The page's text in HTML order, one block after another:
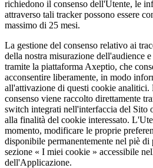
richiedono il consenso dell'Utente, le
attraverso tali tracker possono essere
massimo di 25 mesi.
La gestione del consenso relativo ai
della nostra misurazione dell'audience
tramite la piattaforma Axeptio, che
acconsentire liberamente, in modo
all'attivazione di questi cookie
consenso viene raccolto direttamente
switch integrati nell'interfaccia del Sito
alla finalità del cookie interessato.
momento, modificare le proprie
disponibile permanentemente nel piè
sezione « I miei cookie » accessibile
dell'Applicazione.